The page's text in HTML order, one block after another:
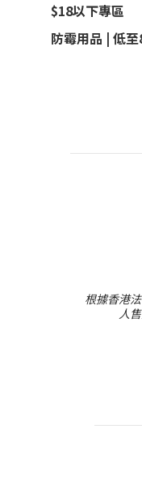
$18以下專區
防霉用品 | 低
根據香港
人